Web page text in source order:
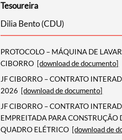
Tesoureira
Dilia Bento (CDU)
PROTOCOLO – MÁQUINA DE
CIBORRO [download de documento]
JF CIBORRO – CONTRATO
2026 [download de documento]
JF CIBORRO – CONTRATO
EMPREITADA PARA CONSTRUÇÃO
QUADRO ELÉTRICO [download de